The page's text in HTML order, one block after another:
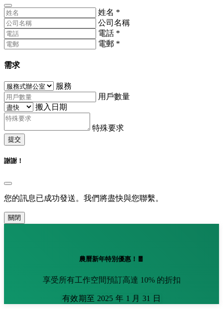
姓名 *
公司名稱
電話 *
電郵 *
需求
服務
用戶數量
搬入日期
特殊要求
提交
謝謝！
您的訊息已成功發送。我們將盡快與您聯繫。
關閉
農曆新年特別優惠！🧧
享受所有工作空間預訂高達 10% 的折扣
有效期至 2025 年 1 月 31 日